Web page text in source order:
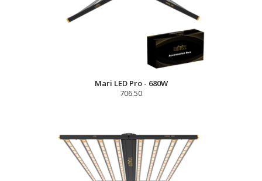
Mari LED Pro - 680W
706.50